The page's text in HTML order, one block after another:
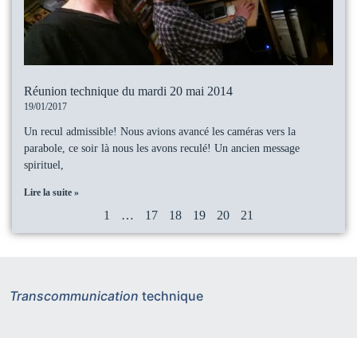
Réunion technique du mardi 20 mai 2014
19/01/2017
Un recul admissible! Nous avions avancé les caméras vers la
parabole, ce soir là nous les avons reculé! Un ancien message
spirituel,
Lire la suite »
1 … 17 18 19 20 21
Transcommunication technique